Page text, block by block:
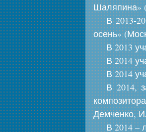
Шаляпина»
В 2013-
осень»
В 2013
В 2014
В 2014
В 2014,
Демченко,
В 2014 –